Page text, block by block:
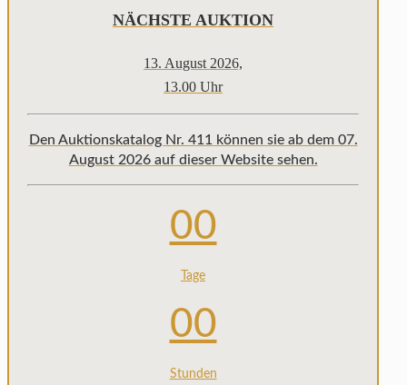
NÄCHSTE AUKTION
13. August 2026,
13.00 Uhr
Den Auktionskatalog Nr. 411 können sie ab dem 07.
August 2026 auf dieser Website sehen.
00
Tage
00
Stunden